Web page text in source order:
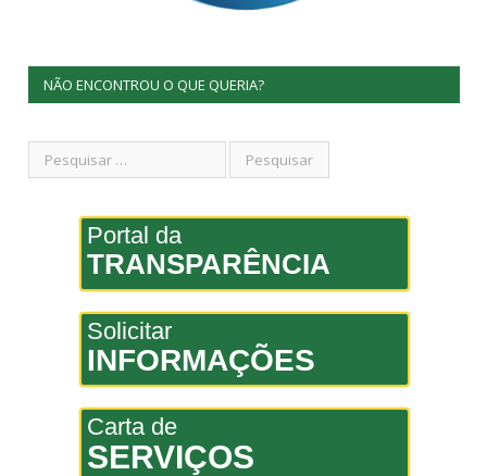
NÃO ENCONTROU O QUE QUERIA?
Portal da
TRANSPARÊNCIA
Solicitar
INFORMAÇÕES
Carta de
SERVIÇOS